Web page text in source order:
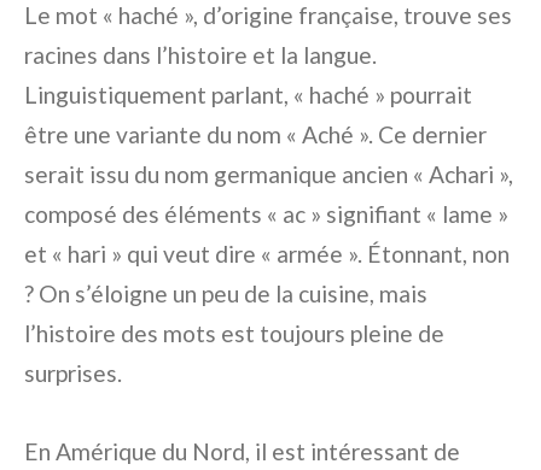
Le mot « haché », d’origine française, trouve ses
racines dans l’histoire et la langue.
Linguistiquement parlant, « haché » pourrait
être une variante du nom « Aché ». Ce dernier
serait issu du nom germanique ancien « Achari »,
composé des éléments « ac » signifiant « lame »
et « hari » qui veut dire « armée ». Étonnant, non
? On s’éloigne un peu de la cuisine, mais
l’histoire des mots est toujours pleine de
surprises.
En Amérique du Nord, il est intéressant de